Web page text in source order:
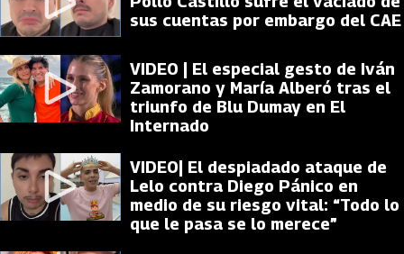
sus cuentas por embargo del CAE
VIDEO | El especial gesto de Iván
Zamorano y María Alberó tras el
triunfo de Blu Dumay en El
Internado
VIDEO| El despiadado ataque de
Lelo contra Diego Pánico en
medio de su riesgo vital: “Todo lo
que le pasa se lo merece”